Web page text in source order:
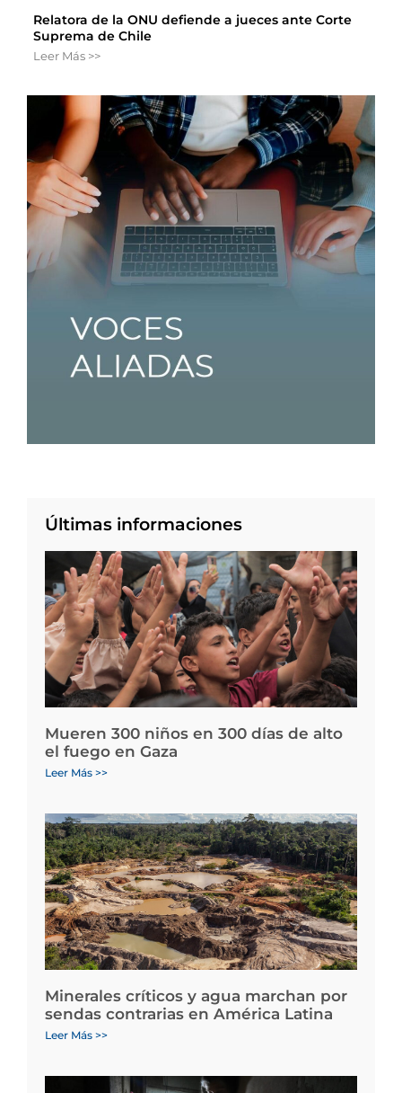
Relatora de la ONU defiende a jueces ante Corte
Suprema de Chile
Leer Más >>
Últimas informaciones
Mueren 300 niños en 300 días de alto
el fuego en Gaza
Leer Más >>
Minerales críticos y agua marchan por
sendas contrarias en América Latina
Leer Más >>